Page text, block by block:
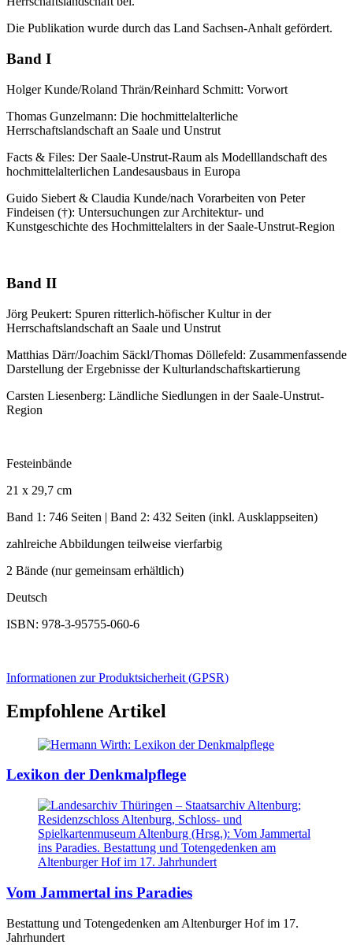
Die Publikation wurde durch das Land Sachsen-Anhalt gefördert.
Band I
Holger Kunde/Roland Thrän/Reinhard Schmitt: Vorwort
Thomas Gunzelmann: Die hochmittelalterliche
Herrschaftslandschaft an Saale und Unstrut
Facts & Files: Der Saale-Unstrut-Raum als Modelllandschaft des
hochmittelalterlichen Landesausbaus in Europa
Guido Siebert & Claudia Kunde/nach Vorarbeiten von Peter
Findeisen (†): Untersuchungen zur Architektur- und
Kunstgeschichte des Hochmittelalters in der Saale-Unstrut-Region
Band II
Jörg Peukert: Spuren ritterlich-höfischer Kultur in der
Herrschaftslandschaft an Saale und Unstrut
Matthias Därr/Joachim Säckl/Thomas Döllefeld: Zusammenfassende
Darstellung der Ergebnisse der Kulturlandschaftskartierung
Carsten Liesenberg: Ländliche Siedlungen in der Saale-Unstrut-
Region
Festeinbände
21 x 29,7 cm
Band 1: 746 Seiten | Band 2: 432 Seiten (inkl. Ausklappseiten)
zahlreiche Abbildungen teilweise vierfarbig
2 Bände (nur gemeinsam erhältlich)
Deutsch
ISBN: 978-3-95755-060-6
Informationen zur Produktsicherheit (GPSR)
Empfohlene Artikel
Lexikon der Denkmalpflege
Vom Jammertal ins Paradies
Bestattung und Totengedenken am Altenburger Hof im 17.
Jahrhundert